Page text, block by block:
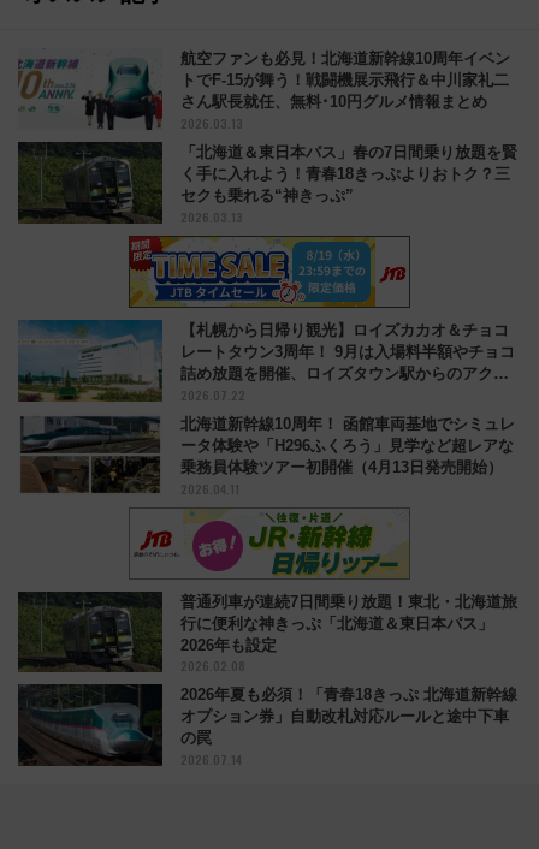
航空ファンも必見！北海道新幹線10周年イベン
トでF-15が舞う！戦闘機展示飛行＆中川家礼二
さん駅長就任、無料･10円グルメ情報まとめ
2026.03.13
「北海道＆東日本パス」春の7日間乗り放題を賢
く手に入れよう！青春18きっぷよりおトク？三
セクも乗れる“神きっぷ”
2026.03.13
【札幌から日帰り観光】ロイズカカオ＆チョコ
レートタウン3周年！ 9月は入場料半額やチョコ
詰め放題を開催、ロイズタウン駅からのアクセ
スも
2026.07.22
北海道新幹線10周年！ 函館車両基地でシミュレ
ータ体験や「H296ふくろう」見学など超レアな
乗務員体験ツアー初開催（4月13日発売開始）
2026.04.11
普通列車が連続7日間乗り放題！東北・北海道旅
行に便利な神きっぷ「北海道＆東日本パス」
2026年も設定
2026.02.08
2026年夏も必須！「青春18きっぷ 北海道新幹線
オプション券」自動改札対応ルールと途中下車
の罠
2026.07.14